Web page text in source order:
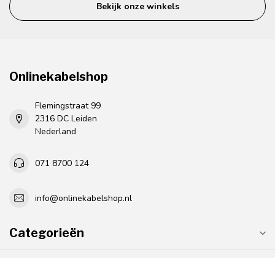
Bekijk onze winkels
Onlinekabelshop
Flemingstraat 99
2316 DC Leiden
Nederland
071 8700 124
info@onlinekabelshop.nl
Categorieën